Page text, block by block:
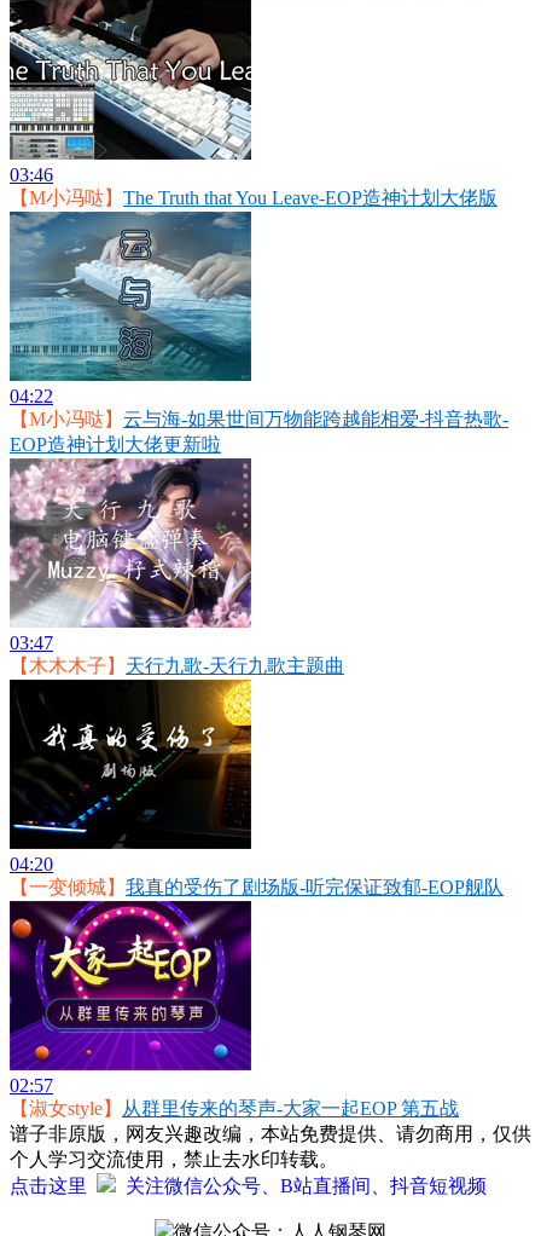
03:46
【M小冯哒】 The Truth that You Leave-EOP造神计划大佬版
04:22
【M小冯哒】 云与海-如果世间万物能跨越能相爱-抖音热歌-
EOP造神计划大佬更新啦
03:47
【木木木子】 天行九歌-天行九歌主题曲
04:20
【一变倾城】 我真的受伤了剧场版-听完保证致郁-EOP舰队
02:57
【淑女style】
从群里传来的琴声-大家一起EOP 第五战
谱子非原版，网友兴趣改编，本站免费提供、请勿商用，仅供
个人学习交流使用，禁止去水印转载。
点击这里
关注微信公众号、B站直播间、抖音短视频
微信公众号：人人钢琴网